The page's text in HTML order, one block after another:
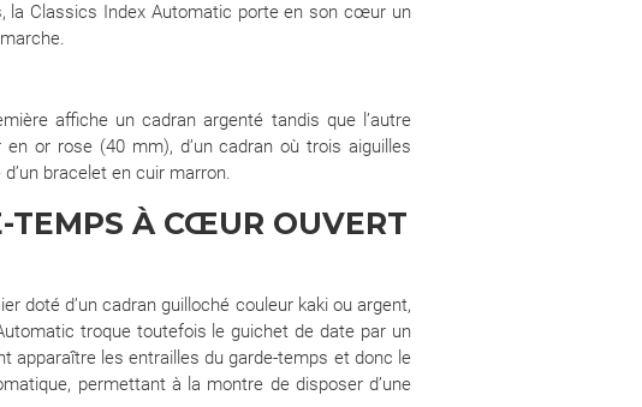
la Classics Index Automatic porte en son cœur un
affiche un cadran argenté tandis que l’autre
or rose (40 mm), d’un cadran où trois aiguilles
bracelet en cuir marron.
TEMPS À CŒUR OUVERT
doté d’un cadran guilloché couleur kaki ou argent,
troque toutefois le guichet de date par un
apparaître les entrailles du garde-temps et donc le
permettant à la montre de disposer d’une